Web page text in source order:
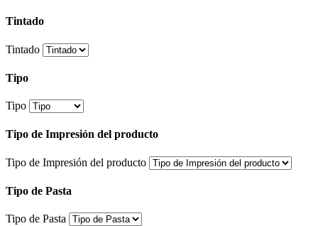
Tintado
Tintado
Tipo
Tipo
Tipo de Impresión del producto
Tipo de Impresión del producto
Tipo de Pasta
Tipo de Pasta